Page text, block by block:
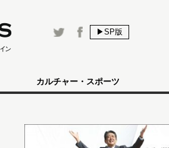
▶SP版
カルチャー・スポーツ